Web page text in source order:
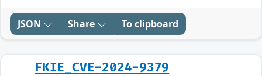
JSON Share To clipboard
FKIE_CVE-2024-9379